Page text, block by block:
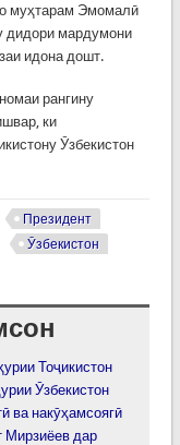
муҳтарам Эмомалӣ
дидори мардумони
идона дошт.
рангину
ки
Ӯзбекистон
Президент
Ӯзбекистон
Тоҷикистон
Ӯзбекистон
ва накӯҳамсоягӣ
дар